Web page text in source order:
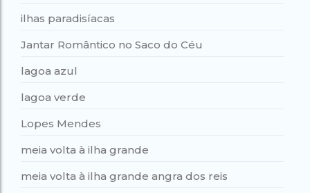
ilhas paradisíacas
Jantar Romântico no Saco do Céu
lagoa azul
lagoa verde
Lopes Mendes
meia volta à ilha grande
meia volta à ilha grande angra dos reis